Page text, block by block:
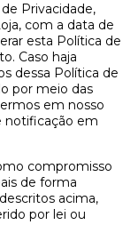
Privacidade,
com a data de
esta Política de
Caso haja
dessa Política de
por meio das
em nosso
notificação em
compromisso
de forma
acima,
por lei ou